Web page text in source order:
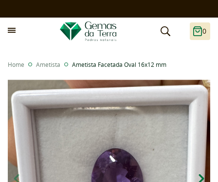
0
Home Ametista Ametista Facetada Oval 16x12 mm